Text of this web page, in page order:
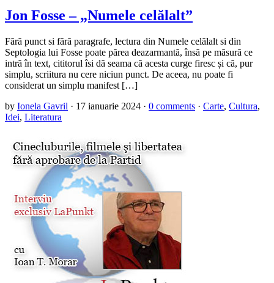
Jon Fosse – „Numele celălalt”
Fără punct si fără paragrafe, lectura din Numele celălalt si din
Septologia lui Fosse poate părea deazarmantă, însă pe măsură ce
intră în text, cititorul îsi dă seama că acesta curge firesc și că, pur
simplu, scriitura nu cere niciun punct. De aceea, nu poate fi
considerat un simplu manifest […]
by Ionela Gavril · 17 ianuarie 2024 · 0 comments · Carte, Cultura,
Idei, Literatura